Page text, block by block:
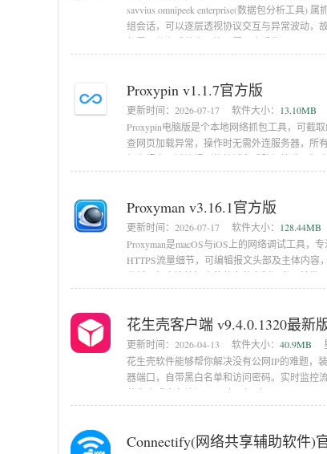
savvius omnipeek enterprise(数据包分析工具)
组会话，可以逐层透视协议交互与异常波动，
部署于分布式节点，能远程调度采集
Proxypin v1.1.7官方版
更新时间： 2026-07-17 软件大小： 13.10MB
Proxypin电脑版是个本地网络抓包工具，可截
查网页加载异常，操作时无需外连服务器，所
加密报文，过滤规则能按域名或路径筛选目标
Proxyman v3.16.1官方版
更新时间： 2026-07-17 软件大小： 128.44MB
Proxyman是macOS与iOS上的网络调试工具，
HTTPS流量细节，可编辑报文头部及主体内
分析，加密连接解密依赖安装自制证书，转发
花生壳客户端 v9.4.0.1320最新
更新时间： 2026-04-13 软件大小： 40.9MB
花生壳软件能够帮你解决没有公网IP的难题，
器端口，自带黑白名单和访问密码。实时监控
花生壳或实名认证。IP对不上?改DNS
Connectify(网络共享辅助软件)